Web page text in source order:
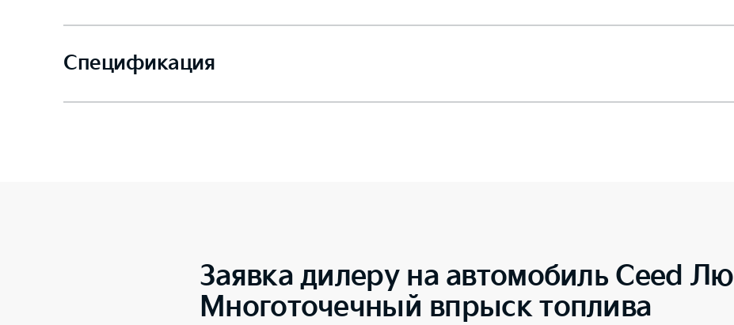
Спецификация
Заявка дилеру на автомобиль Ceed
Многоточечный впрыск топлива